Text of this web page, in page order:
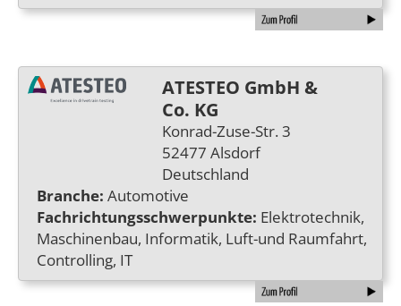
ATESTEO GmbH &
Co. KG
Konrad-Zuse-Str. 3
52477 Alsdorf
Deutschland
Branche: Automotive
Fachrichtungsschwerpunkte: Elektrotechnik,
Maschinenbau, Informatik, Luft-und Raumfahrt,
Controlling, IT